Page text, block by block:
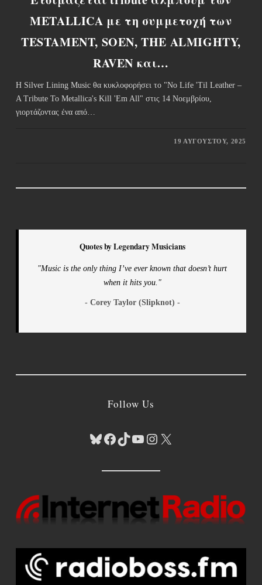
METALLICA με τη συμμετοχή των
TESTAMENT, SOEN, THE ALMIGHTY,
RAVEN και…
Η Silver Lining Music θα κυκλοφορήσει το "No Life 'Til Leather –
A Tribute To Metallica's Kill 'Em All" στις 14 Νοεμβρίου,
γιορτάζοντας ένα από…
19 ΑΥΓΟΎΣΤΟΥ, 2025
Quotes by Legendary Musicians
"Music is the only thing I’ve ever known that doesn’t hurt
when it hits you."
- Corey Taylor (Slipknot) -
Follow Us